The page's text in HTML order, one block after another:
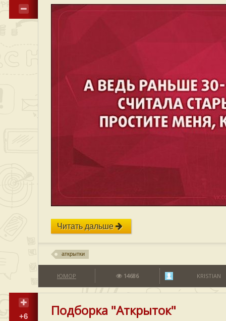
Читать дальше
аткрытки
ЮМОР 14686 KRISTIAN
+6 Подборка "Аткрыток"